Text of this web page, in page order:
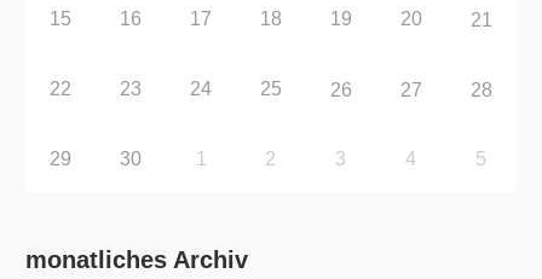
15 16 17 18 19 20 21
22 23 24 25 26 27 28
29 30 1 2 3 4 5
monatliches Archiv